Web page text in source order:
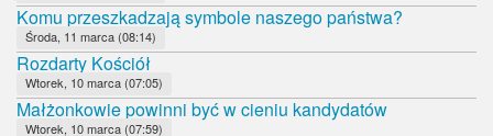
Komu przeszkadzają symbole naszego państwa?
Środa, 11 marca (08:14)
Rozdarty Kościół
Wtorek, 10 marca (07:05)
Małżonkowie powinni być w cieniu kandydatów
Wtorek, 10 marca (07:59)